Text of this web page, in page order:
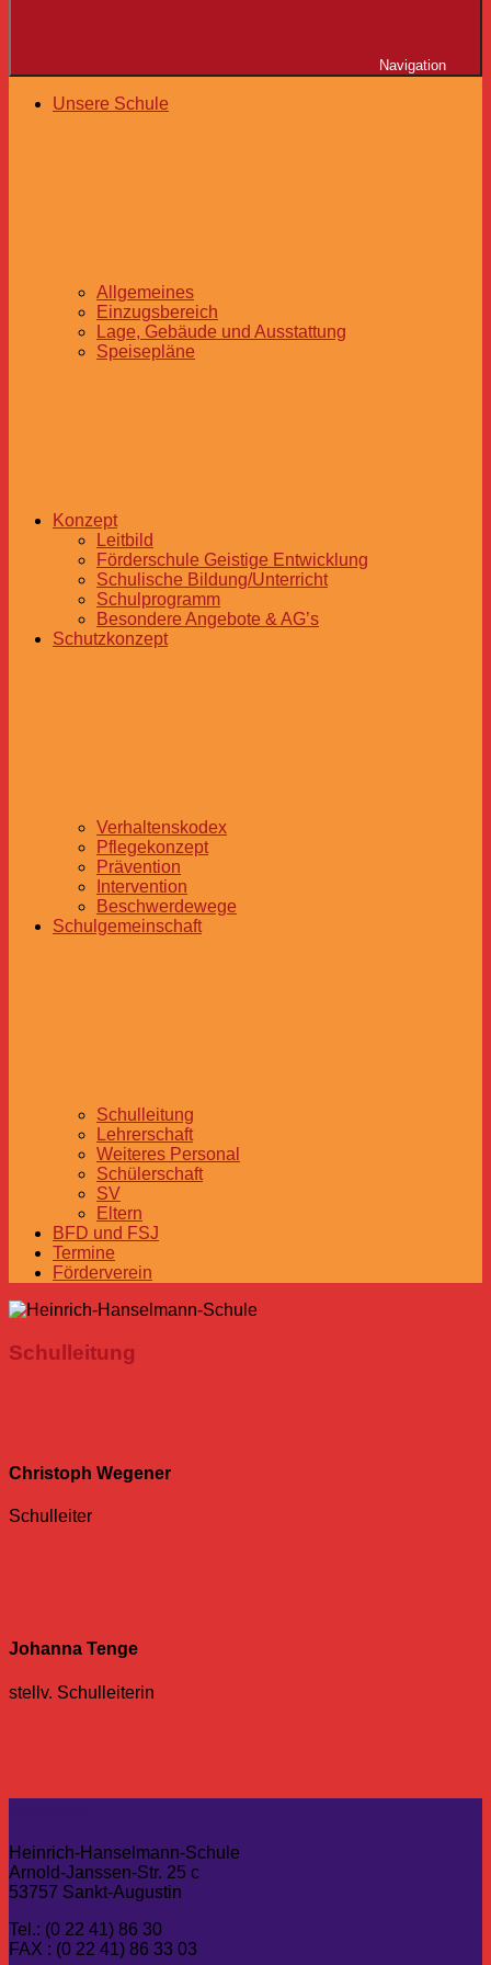
Navigation
Unsere Schule
Allgemeines
Einzugsbereich
Lage, Gebäude und Ausstattung
Speisepläne
Konzept
Leitbild
Förderschule Geistige Entwicklung
Schulische Bildung/Unterricht
Schulprogramm
Besondere Angebote & AG’s
Schutzkonzept
Verhaltenskodex
Pflegekonzept
Prävention
Intervention
Beschwerdewege
Schulgemeinschaft
Schulleitung
Lehrerschaft
Weiteres Personal
Schülerschaft
SV
Eltern
BFD und FSJ
Termine
Förderverein
Schulleitung
Christoph Wegener
Schulleiter
Johanna Tenge
stellv. Schulleiterin
Heinrich-Hanselmann-Schule
Arnold-Janssen-Str. 25 c
53757 Sankt-Augustin
Tel.: (0 22 41) 86 30
FAX : (0 22 41) 86 33 03